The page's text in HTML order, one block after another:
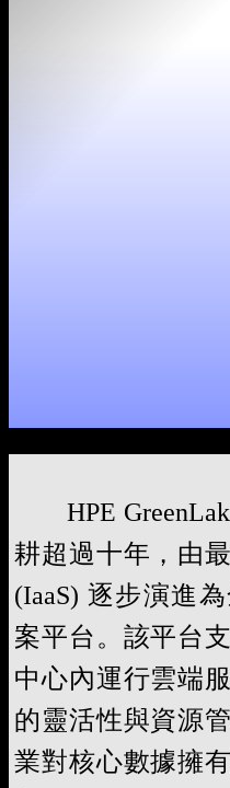
HPE
耕超過十年，由
(IaaS) 逐步演進
案平台。該平台
中心內運行雲端
的靈活性與資源
業對核心數據擁